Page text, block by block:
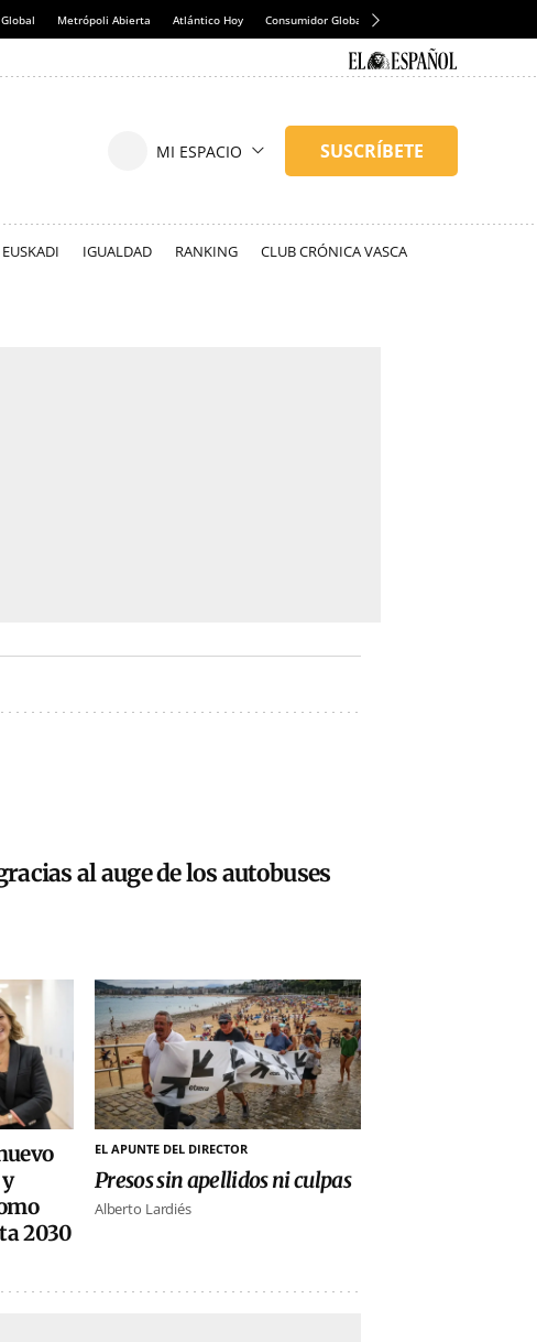
Metrópoli Abierta Atlántico Hoy Consumidor Global
IGUALDAD RANKING CLUB CRÓNICA VASCA
al auge de los autobuses
2030
EL APUNTE DEL DIRECTOR
Presos sin apellidos ni culpas
Alberto Lardiés